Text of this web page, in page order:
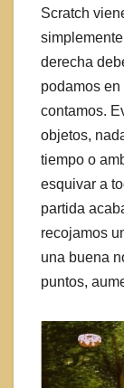
Scratch
derecha
podamos
contamos.
objetos,
tiempo o
esquivar a
partida
recojamos
una buena
puntos,